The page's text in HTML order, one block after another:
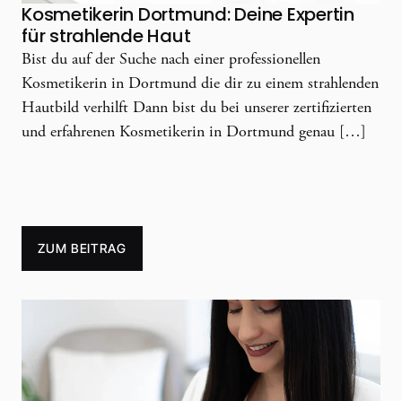
Kosmetikerin Dortmund: Deine Expertin
für strahlende Haut
Bist du auf der Suche nach einer professionellen
Kosmetikerin in Dortmund die dir zu einem strahlenden
Hautbild verhilft Dann bist du bei unserer zertifizierten
und erfahrenen Kosmetikerin in Dortmund genau […]
ZUM BEITRAG